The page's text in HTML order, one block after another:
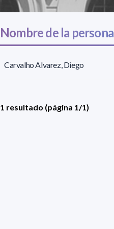
Nombre de la persona
Carvalho Alvarez, Diego
1 resultado (página 1/1)